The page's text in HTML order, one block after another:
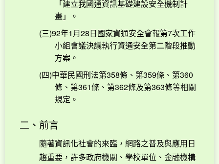
「建立我國通資訊基礎建設安全機制計
畫」。
(三)92年1月28日國家資通安全會報第7次工作
小組會議決議執行資通安全第二階段推動
方案。
(四)中華民國刑法第358條、第359條、第360
條、第361條、第362條及第363條等相關
規定。
二、前言
隨著資訊化社會的來臨，網路之普及與應用日
趨重要，許多政府機關、學校單位、金融機構